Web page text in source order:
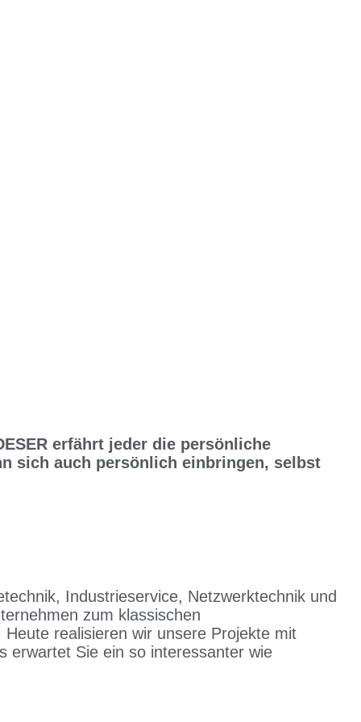
erfährt jeder die persönliche
sich auch persönlich einbringen, selbst
Industrieservice, Netzwerktechnik und
zum klassischen
realisieren wir unsere Projekte mit
erwartet Sie ein so interessanter wie